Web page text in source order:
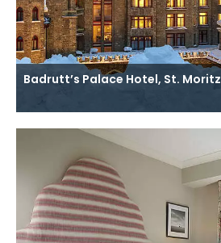
Badrutt’s Palace Hotel, St. Moritz